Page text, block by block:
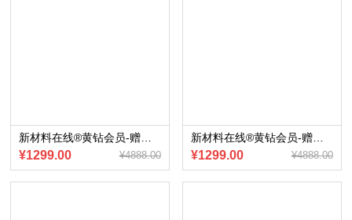
¥1299.00 ¥4888.00 ¥1299.00 ¥4888.00